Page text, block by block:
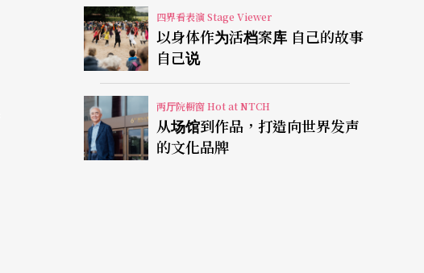
四界看表演 Stage Viewer
以身体作为活档案库 自己的故事
自己说
两厅院橱窗 Hot at NTCH
从场馆到作品，打造向世界发声
的文化品牌